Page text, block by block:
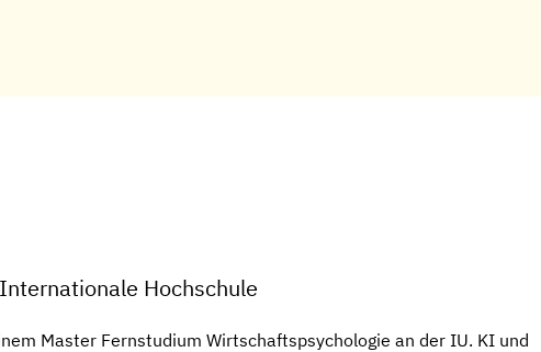
Hochschule
Master Fernstudium Wirtschaftspsychologie an der IU. KI und